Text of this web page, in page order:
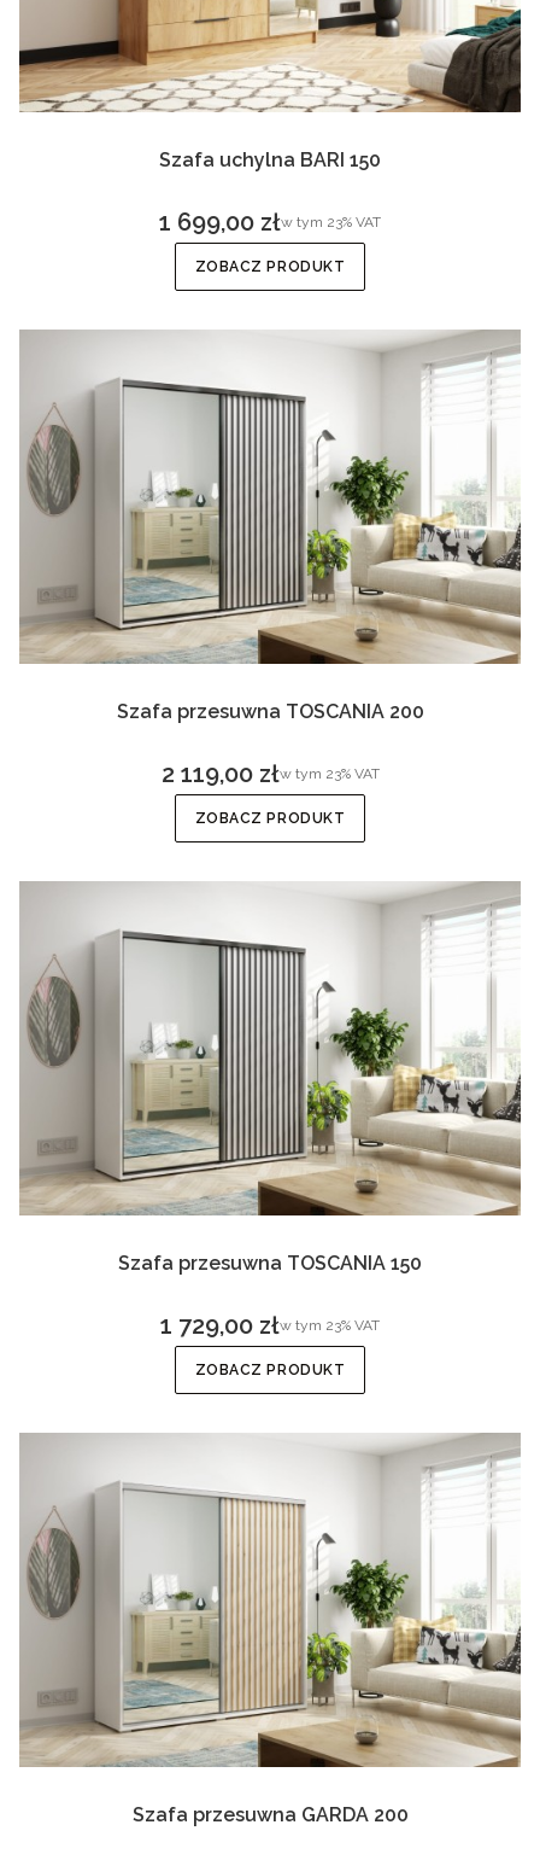
Szafa uchylna BARI 150
Cena brutto
1 699,00 złw tym %s VAT
w tym 23% VAT
ZOBACZ PRODUKT
Szafa przesuwna TOSCANIA 200
Cena brutto
2 119,00 złw tym %s VAT
w tym 23%VAT
ZOBACZ PRODUKT
Szafa przesuwna TOSCANIA 150
Cena brutto
1 729,00 złw tym %s VAT
w tym 23% VAT
ZOBACZ PRODUKT
Szafa przesuwna GARDA 200